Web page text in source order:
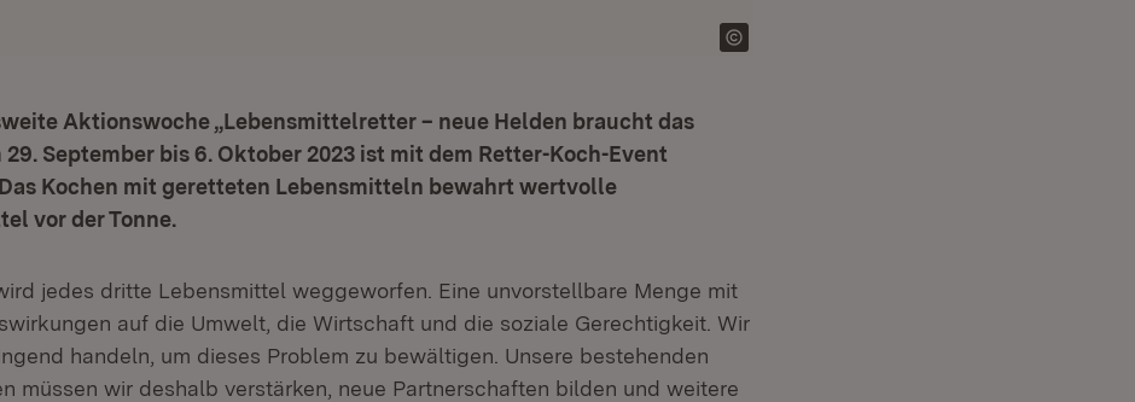
Aktionswoche „Lebensmittelretter – neue Helden braucht das
29. September bis 6. Oktober 2023 ist mit dem Retter-Koch-Event
Kochen mit geretteten Lebensmitteln bewahrt wertvolle
vor der Tonne.
jedes dritte Lebensmittel weggeworfen. Eine unvorstellbare Menge mit
auf die Umwelt, die Wirtschaft und die soziale Gerechtigkeit. Wir
handeln, um dieses Problem zu bewältigen. Unsere bestehenden
müssen wir deshalb verstärken, neue Partnerschaften bilden und weitere